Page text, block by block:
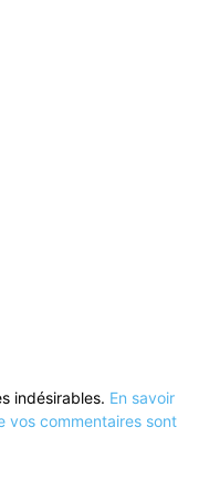
indésirables. En savoir
vos commentaires sont